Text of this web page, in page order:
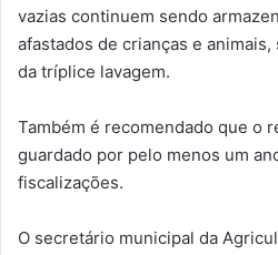
vazias continuem sendo
afastados de crianças e
da tríplice lavagem.
Também é recomendado que o
guardado por pelo menos um
fiscalizações.
O secretário municipal da